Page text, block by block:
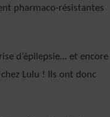
pharmaco-résistantes
d’épilepsie… et encore
Lulu ! Ils ont donc